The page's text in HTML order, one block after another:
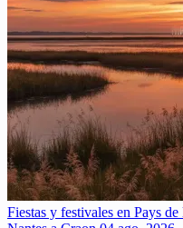
Fiestas y festivales en Pays